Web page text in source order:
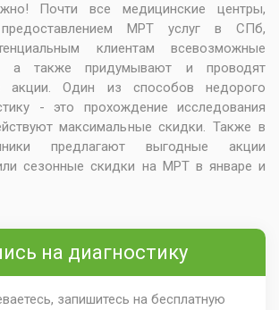
Почти все медицинские центры,
МРТ услуг в СПб,
клиентам всевозможные
а также придумывают и проводят
акции. Один из способов недорого
- это прохождение исследования
максимальные скидки. Также в
предлагают выгодные акции
сезонные скидки на МРТ в январе и
на диагностику
запишитесь на бесплатную